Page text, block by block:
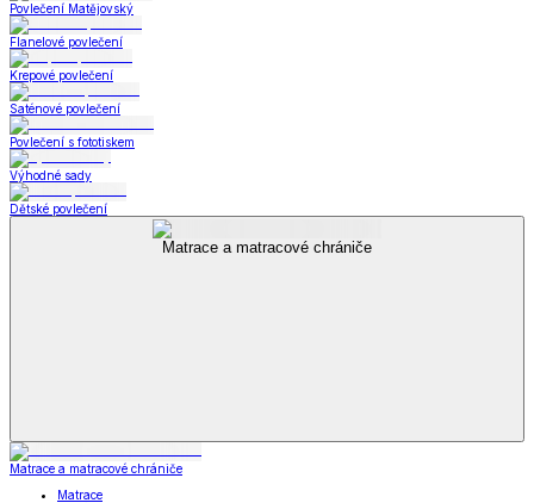
Povlečení Matějovský
Flanelové povlečení
Krepové povlečení
Saténové povlečení
Povlečení s fototiskem
Výhodné sady
Dětské povlečení
Matrace a matracové chrániče
Matrace a matracové chrániče
Matrace